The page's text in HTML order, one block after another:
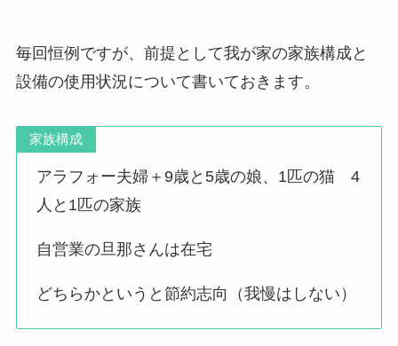
毎回恒例ですが、前提として我が家の家族構成と
設備の使用状況について書いておきます。
家族構成
アラフォー夫婦＋9歳と5歳の娘、1匹の猫 4
人と1匹の家族
自営業の旦那さんは在宅
どちらかというと節約志向（我慢はしない）